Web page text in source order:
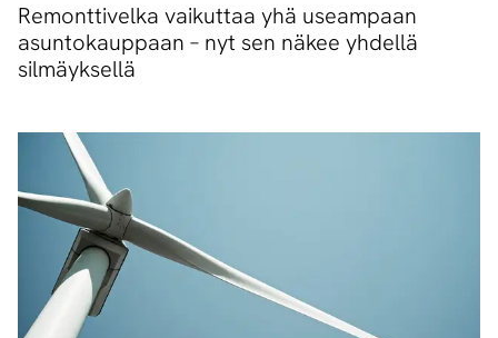
Remonttivelka vaikuttaa yhä useampaan
asuntokauppaan – nyt sen näkee yhdellä
silmäyksellä